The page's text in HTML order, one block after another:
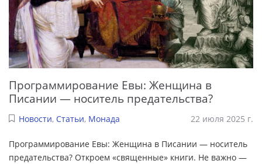
Программирование Евы: Женщина в
Писании — носитель предательства?
Новости, Статьи, Монада 22 июля 2025 г.
Программирование Евы: Женщина в Писании — носитель
предательства? Откроем «священные» книги. Не важно —